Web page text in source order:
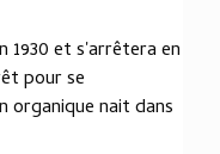
1930 et s'arrêtera en
pour se
organique nait dans